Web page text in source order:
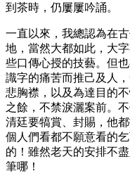
到茶時，仍屢屢吟誦。
一直以來，我總認為在
地，當然大都如此，大
些口傳心授的技藝。但
識字的痛苦而推己及人
悲胸襟，以及為達目的
之餘，不禁淚灑案前。
清廷要犒賞、封賜，他
個人們看都不願意看的
的！雖然老天的安排不
筆哪！